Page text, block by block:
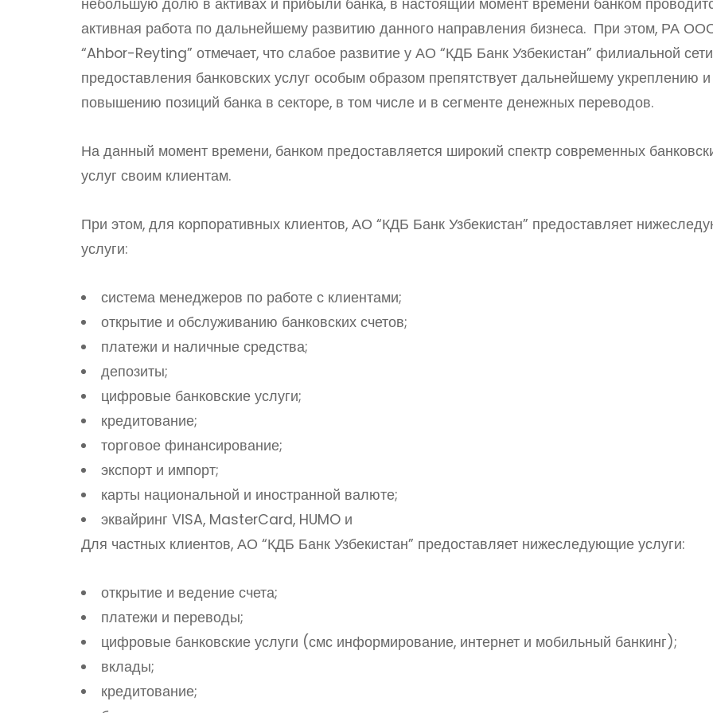
небольшую долю в активах и прибыли банка, в настоящий момент времени банком
активная работа по дальнейшему развитию данного направления бизнеса. При этом, РА
“Ahbor-Reyting” отмечает, что слабое развитие у АО “КДБ Банк Узбекистан” филиальной сети
предоставления банковских услуг особым образом препятствует дальнейшему укреплению и
повышению позиций банка в секторе, в том числе и в сегменте денежных переводов.
На данный момент времени, банком предоставляется широкий спектр современных
услуг своим клиентам.
При этом, для корпоративных клиентов, АО “КДБ Банк Узбекистан” предоставляет
услуги:
система менеджеров по работе с клиентами;
открытие и обслуживанию банковских счетов;
платежи и наличные средства;
депозиты;
цифровые банковские услуги;
кредитование;
торговое финансирование;
экспорт и импорт;
карты национальной и иностранной валюте;
эквайринг VISA, MasterCard, HUMO и
Для частных клиентов, АО “КДБ Банк Узбекистан” предоставляет нижеследующие услуги:
открытие и ведение счета;
платежи и переводы;
цифровые банковские услуги (смс информирование, интернет и мобильный банкинг);
вклады;
кредитование;